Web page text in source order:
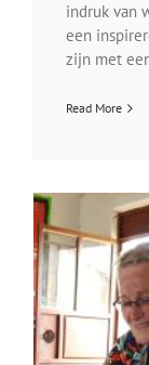
indruk van
een
zijn met
Read More